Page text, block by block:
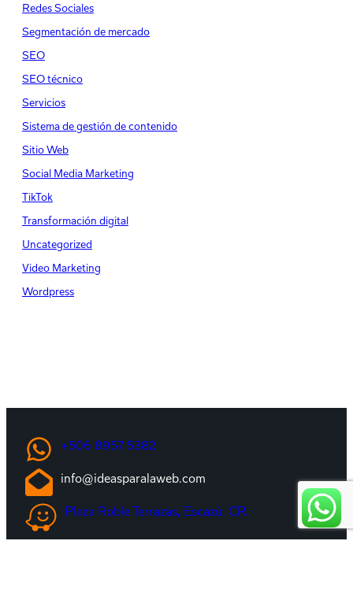
Redes Sociales
Segmentación de mercado
SEO
SEO técnico
Servicios
Sistema de gestión de contenido
Sitio Web
Social Media Marketing
TikTok
Transformación digital
Uncategorized
Video Marketing
Wordpress
+506 8957 5382
info@ideasparalaweb.com
Plaza Roble Terrazas, Escazú, CR.